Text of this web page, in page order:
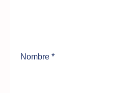
Nombre *